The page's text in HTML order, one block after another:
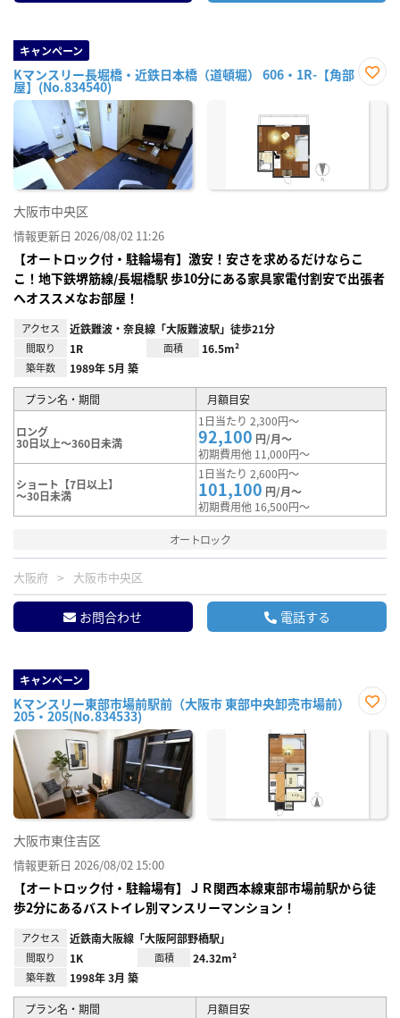
キャンペーン
Kマンスリー長堀橋・近鉄日本橋（道頓堀） 606・1R-【角部
屋】(No.834540)
に入
大阪市中央区
情報更新日 2026/08/02 11:26
【オートロック付・駐輪場有】激安！安さを求めるだけならこ
こ！地下鉄堺筋線/長堀橋駅 歩10分にある家具家電付割安で出張者
へオススメなお部屋！
アクセス 近鉄難波・奈良線「大阪難波駅」徒歩21分
間取り 1R 面積 16.5m²
築年数 1989年 5月 築
プラン名・期間 月額目安
ロング
30日以上～360日未満
1日当たり 2,300円～
92,100 円/月～
初期費用他 11,000円～
ショート【7日以上】
～30日未満
1日当たり 2,600円～
101,100 円/月～
初期費用他 16,500円～
オートロック
大阪府 大阪市中央区
お問合わせ 電話する
キャンペーン
Kマンスリー東部市場前駅前（大阪市 東部中央卸売市場前）
205・205(No.834533)
に入
大阪市東住吉区
情報更新日 2026/08/02 15:00
【オートロック付・駐輪場有】ＪＲ関西本線東部市場前駅から徒
歩2分にあるバストイレ別マンスリーマンション！
アクセス 近鉄南大阪線「大阪阿部野橋駅」
間取り 1K 面積 24.32m²
築年数 1998年 3月 築
プラン名・期間 月額目安